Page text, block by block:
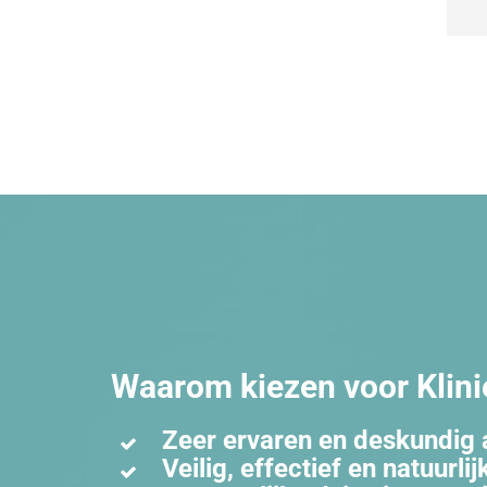
Waarom kiezen voor
Zeer ervaren en deskundig
Veilig, effectief en